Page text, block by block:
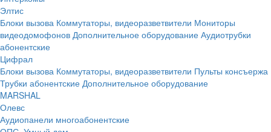
Элтис
Блоки вызова Коммутаторы, видеоразветвители Мониторы
видеодомофонов Дополнительное оборудование Аудиотрубки
абонентские
Цифрал
Блоки вызова Коммутаторы, видеоразветвители Пульты консъержа
Трубки абонентские Дополнительное оборудование
MARSHAL
Олевс
Аудиопанели многоабонентские